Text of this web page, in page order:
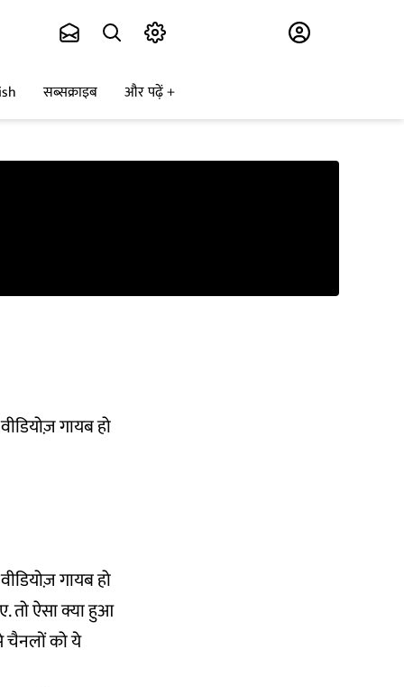
सब्सक्राइब और पढ़ें
गायब हो
गायब हो
तो ऐसा क्या हुआ
चैनलों को ये